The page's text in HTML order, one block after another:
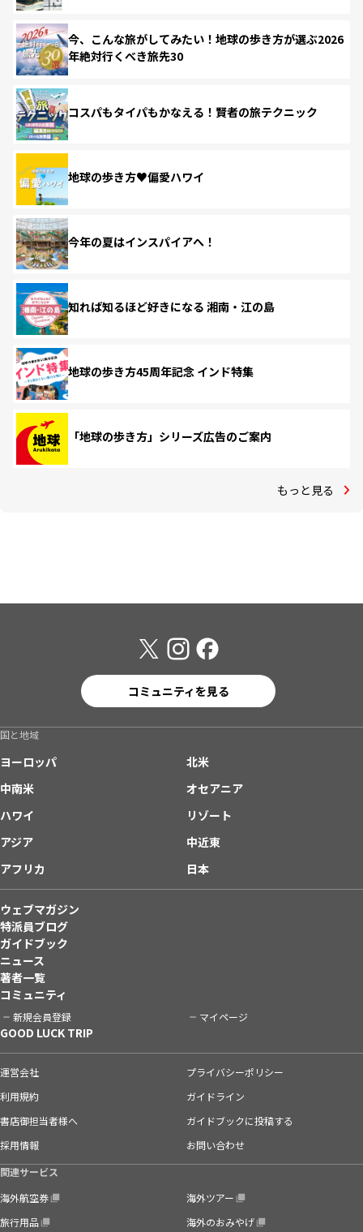
今、こんな旅がしてみたい！地球の歩き方が選ぶ2026
年絶対行くべき旅先30
コスパもタイパもかなえる！賢者の旅テクニック
地球の歩き方♥偏愛ハワイ
今年の夏はインスパイアへ！
知れば知るほど好きになる 湘南・江の島
地球の歩き方45周年記念 インド特集
「地球の歩き方」シリーズ広告のご案内
もっと見る
コミュニティを見る
国と地域
ヨーロッパ
北米
中南米
オセアニア
ハワイ
リゾート
アジア
中近東
アフリカ
日本
ウェブマガジン
特派員ブログ
ガイドブック
ニュース
著者一覧
コミュニティ
新規会員登録 マイページ
GOOD LUCK TRIP
運営会社
プライバシーポリシー
利用規約
ガイドライン
書店御担当者様へ
ガイドブックに投稿する
採用情報
お問い合わせ
関連サービス
海外航空券
海外ツアー
旅行用品
海外のおみやげ